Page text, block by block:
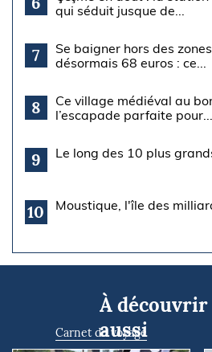
qui séduit jusque de...
7
Se baigner hors des
désormais 68 euros : ce...
8
Ce village médiéval au
l’escapade parfaite pour...
9 Le long des 10 plus
10 Moustique, l'île des
À découvrir
aussi
Carnet de voyage